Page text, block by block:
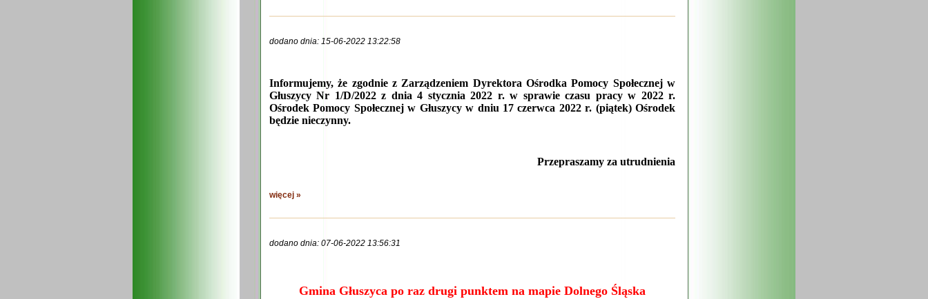
dodano dnia: 15-06-2022 13:22:58
Informujemy, że zgodnie z Zarządzeniem Dyrektora Ośrodka Pomocy Społecznej w
Głuszycy Nr 1/D/2022 z dnia 4 stycznia 2022 r. w sprawie czasu pracy w 2022 r.
Ośrodek Pomocy Społecznej w Głuszycy w dniu 17 czerwca 2022 r. (piątek) Ośrodek
będzie nieczynny.
Przepraszamy za utrudnienia
więcej »
dodano dnia: 07-06-2022 13:56:31
Gmina Głuszyca po raz drugi punktem na mapie Dolnego Śląska